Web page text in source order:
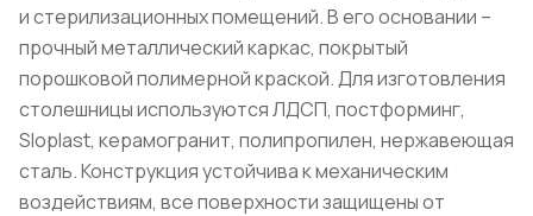
и стерилизационных помещений. В его основании –
прочный металлический каркас, покрытый
порошковой полимерной краской. Для изготовления
столешницы используются ЛДСП, постформинг,
Sloplast, керамогранит, полипропилен, нержавеющая
сталь. Конструкция устойчива к механическим
воздействиям, все поверхности защищены от